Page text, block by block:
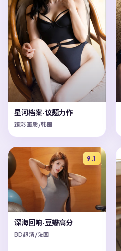
星河档案·议题力作
臻彩画质/韩国
9.1
深海回响·豆瓣高分
BD超清/法国